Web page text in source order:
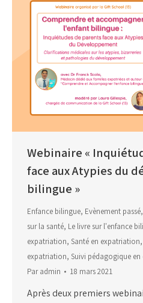
Webinaire «
face aux Atypies du
bilingue »
Enfance bilingue, Evènement passé,
sur la santé, Le livre sur l'enfance
expatriation, Santé en expatriation,
expatriation, Suivi pédagogique
Paradmin 18 mars 2021
Après deux premiers